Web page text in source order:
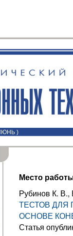
)
Место
Рубинов К.
ТЕСТОВ
ОСНОВЕ
Статья